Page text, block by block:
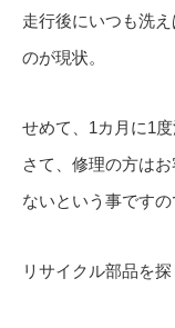
走行後にいつも洗
のが現状。
せめて、1カ月に1
さて、修理の方は
ないという事ですの
リサイクル部品を探